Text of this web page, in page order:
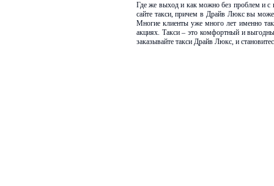
Где же выход и как можно без проблем и с
сайте такси, причем в Драйв Люкс вы
Многие клиенты уже много лет именно
акциях. Такси – это комфортный и
заказывайте такси Драйв Люкс, и